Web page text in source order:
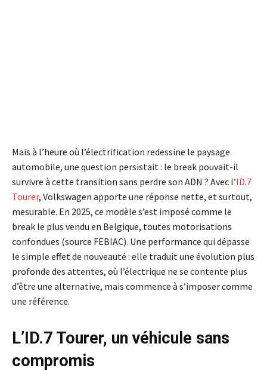
Mais à l’heure où l’électrification redessine le paysage
automobile, une question persistait : le break pouvait-il
survivre à cette transition sans perdre son ADN ? Avec l’ID.7
Tourer, Volkswagen apporte une réponse nette, et surtout,
mesurable. En 2025, ce modèle s’est imposé comme le
break le plus vendu en Belgique, toutes motorisations
confondues (source FEBIAC). Une performance qui dépasse
le simple effet de nouveauté : elle traduit une évolution plus
profonde des attentes, où l’électrique ne se contente plus
d’être une alternative, mais commence à s’imposer comme
une référence.
L’ID.7 Tourer, un véhicule sans
compromis